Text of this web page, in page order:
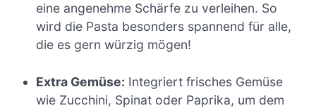
eine angenehme Schärfe zu verleihen. So
wird die Pasta besonders spannend für alle,
die es gern würzig mögen!
Extra Gemüse: Integriert frisches Gemüse
wie Zucchini, Spinat oder Paprika, um dem